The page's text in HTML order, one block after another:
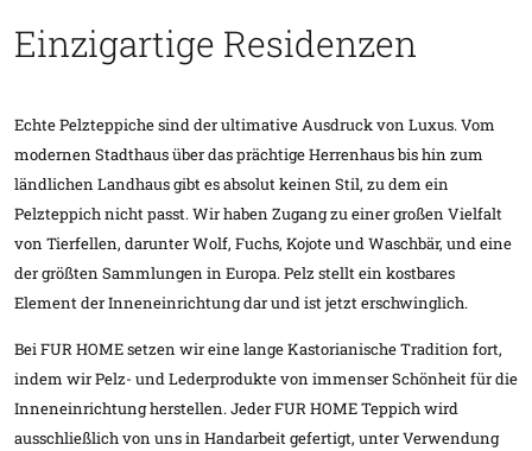
Einzigartige Residenzen
Echte Pelzteppiche sind der ultimative Ausdruck von Luxus. Vom
modernen Stadthaus über das prächtige Herrenhaus bis hin zum
ländlichen Landhaus gibt es absolut keinen Stil, zu dem ein
Pelzteppich nicht passt. Wir haben Zugang zu einer großen Vielfalt
von Tierfellen, darunter Wolf, Fuchs, Kojote und Waschbär, und eine
der größten Sammlungen in Europa. Pelz stellt ein kostbares
Element der Inneneinrichtung dar und ist jetzt erschwinglich.
Bei FUR HOME setzen wir eine lange Kastorianische Tradition fort,
indem wir Pelz- und Lederprodukte von immenser Schönheit für die
Inneneinrichtung herstellen. Jeder FUR HOME Teppich wird
ausschließlich von uns in Handarbeit gefertigt, unter Verwendung